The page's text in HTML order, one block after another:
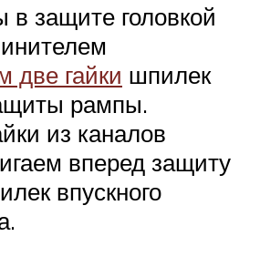
в защите головкой
две гайки шпилек
рампы.
из каналов
вперед защиту
впускного